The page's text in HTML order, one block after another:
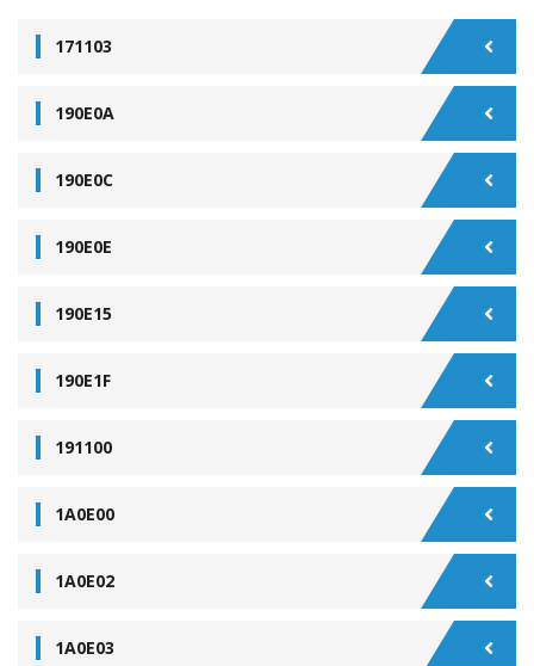
171103
190E0A
190E0C
190E0E
190E15
190E1F
191100
1A0E00
1A0E02
1A0E03